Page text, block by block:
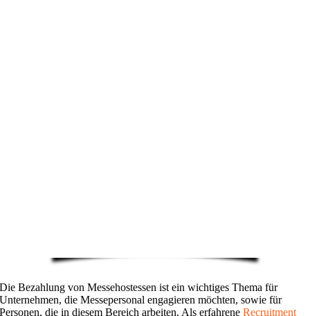
Die Bezahlung von Messehostessen ist ein wichtiges Thema für
Unternehmen, die Messepersonal engagieren möchten, sowie für
Personen, die in diesem Bereich arbeiten. Als erfahreneRecruitment